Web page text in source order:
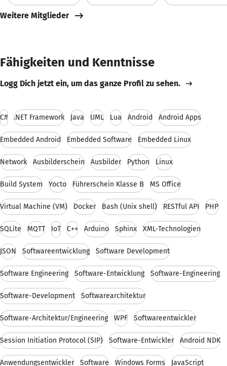
Weitere Mitglieder
Fähigkeiten und Kenntnisse
Logg Dich jetzt ein, um das ganze Profil zu sehen.
C# .NET Framework Java UML Lua Android Android Apps
Embedded Android Embedded Software Embedded Linux
Network Ausbilderschein Ausbilder Python Linux
Build System Yocto Führerschein Klasse B MS Office
Virtual Machine (VM) Docker Bash (Unix shell) RESTful API PHP
SQLite MQTT IoT C++ Arduino Sphinx XML-Technologien
JSON Softwareentwicklung Software Development
Software Engineering Software-Entwicklung Software-Engineering
Software-Development Softwarearchitektur
Software-Architektur/Engineering WPF Softwareentwickler
Session Initiation Protocol (SIP) Software-Entwickler Android NDK
Anwendungsentwickler Software Windows Forms JavaScript